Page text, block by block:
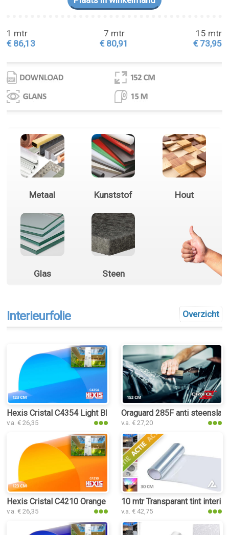
1 mtr
€ 86,13
7 mtr
€ 80,91
15 mtr
€ 73,95
Metaal Kunststof Hout
Glas Steen
Overzicht
Interieurfolie
Hexis Cristal C4354 Light Blue folie
v.a. € 26,35
Oraguard 285F anti
v.a. € 27,20
Hexis Cristal C4210 Orange folie
v.a. € 26,35
10 mtr Transparant tint
v.a. € 42,75